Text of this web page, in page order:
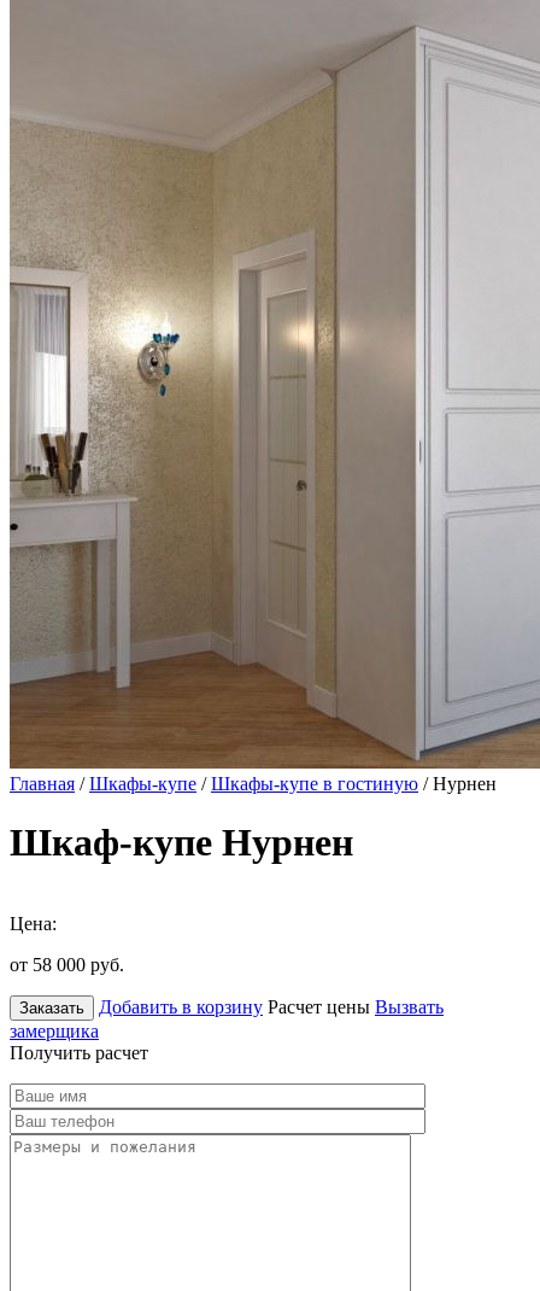
Главная /Шкафы-купе /Шкафы-купе в гостиную / Нурнен
Шкаф-купе Нурнен
Цена:
от 58 000 руб.
Заказать Добавить в корзину Расчет цены Вызвать
замерщика
Получить расчет